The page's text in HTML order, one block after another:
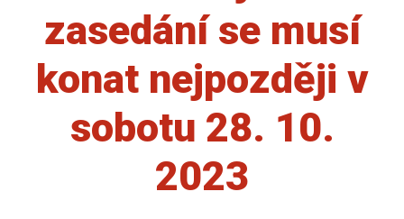
zasedání se musí
konat nejpozději v
sobotu 28. 10.
2023​